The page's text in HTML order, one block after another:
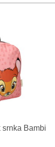
srnka Bambi